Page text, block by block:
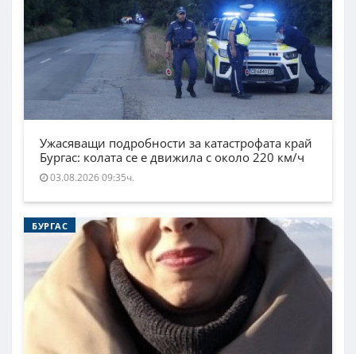
Ужасяващи подробности за катастрофата край
Бургас: колата се е движила с около 220 км/ч
03.08.2026 09:35ч.
БУРГАС